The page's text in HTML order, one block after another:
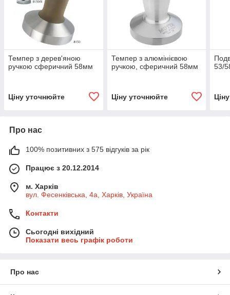
Темпер з дерев'яною
ручкою сферичний 58мм
Ціну уточнюйте
Темпер з алюмінієвою
ручкою, сферичний 58мм
Ціну уточнюйте
53/
Про нас
100% позитивних з 575 відгуків за рік
Працює з 20.12.2014
м. Харків
вул. Фесенківська, 4а, Харків, Україна
Контакти
Сьогодні вихідний
Показати весь графік роботи
Про нас